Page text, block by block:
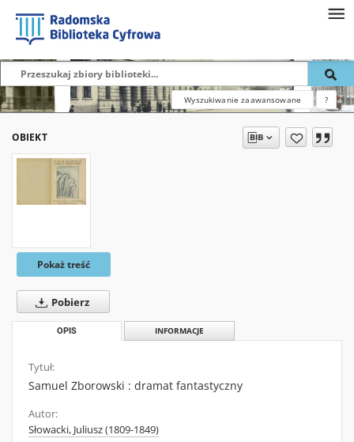
Wyszukiwanie zaawansowane ?
OBIEKT
Pokaż treść
Pobierz
OPIS INFORMACJE
Tytuł:
Samuel Zborowski : dramat fantastyczny
Autor:
Słowacki, Juliusz (1809-1849)